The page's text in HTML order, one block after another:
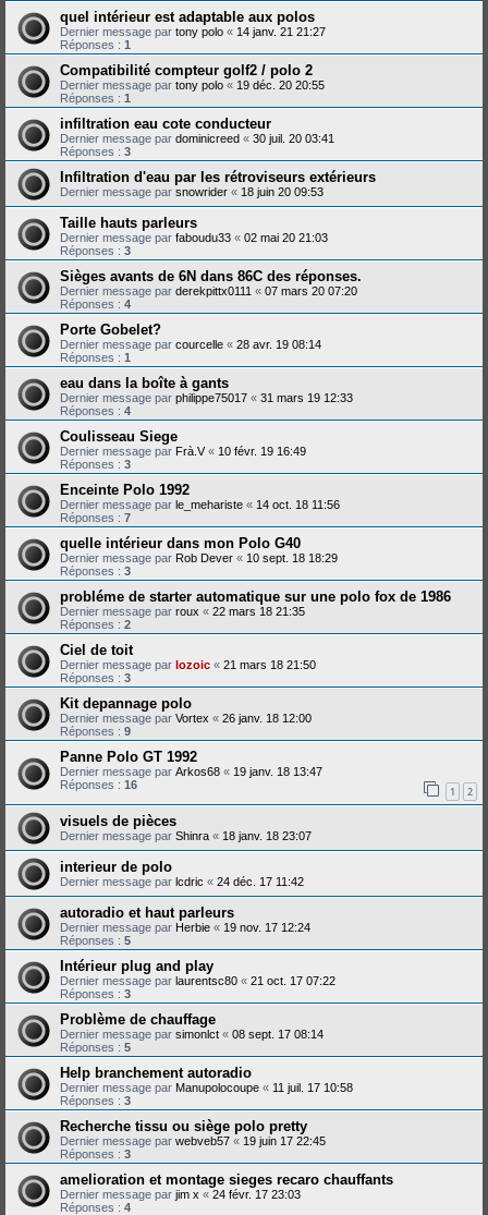
quel intérieur est adaptable aux polos
Dernier message par tony polo « 14 janv. 21 21:27
Réponses : 1
Compatibilité compteur golf2 / polo 2
Dernier message par tony polo « 19 déc. 20 20:55
Réponses : 1
infiltration eau cote conducteur
Dernier message par dominicreed « 30 juil. 20 03:41
Réponses : 3
Infiltration d'eau par les rétroviseurs extérieurs
Dernier message par snowrider « 18 juin 20 09:53
Taille hauts parleurs
Dernier message par faboudu33 « 02 mai 20 21:03
Réponses : 3
Sièges avants de 6N dans 86C des réponses.
Dernier message par derekpittx0111 « 07 mars 20 07:20
Réponses : 4
Porte Gobelet?
Dernier message par courcelle « 28 avr. 19 08:14
Réponses : 1
eau dans la boîte à gants
Dernier message par philippe75017 « 31 mars 19 12:33
Réponses : 4
Coulisseau Siege
Dernier message par Frà.V« 10 févr. 19 16:49
Réponses : 3
Enceinte Polo 1992
Dernier message par le_mehariste « 14 oct. 18 11:56
Réponses : 7
quelle intérieur dans mon Polo G40
Dernier message par Rob Dever « 10 sept. 18 18:29
Réponses : 3
probléme de starter automatique sur une polo fox de 1986
Dernier message par roux « 22 mars 18 21:35
Réponses : 2
Ciel de toit
Dernier message par lozoic « 21 mars 18 21:50
Réponses : 3
Kit depannage polo
Dernier message par Vortex « 26 janv. 18 12:00
Réponses : 9
Panne Polo GT 1992
Dernier message par Arkos68 « 19 janv. 18 13:47
Réponses : 16 1 2
visuels de pièces
Dernier message par Shinra « 18 janv. 18 23:07
interieur de polo
Dernier message par lcdric « 24 déc. 17 11:42
autoradio et haut parleurs
Dernier message par Herbie « 19 nov. 17 12:24
Réponses : 5
Intérieur plug and play
Dernier message par laurentsc80 « 21 oct. 17 07:22
Réponses : 3
Problème de chauffage
Dernier message par simonlct « 08 sept. 17 08:14
Réponses : 5
Help branchement autoradio
Dernier message par Manupolocoupe « 11 juil. 17 10:58
Réponses : 3
Recherche tissu ou siège polo pretty
Dernier message par webveb57 « 19 juin 17 22:45
Réponses : 3
amelioration et montage sieges recaro chauffants
Dernier message par jim x « 24 févr. 17 23:03
Réponses : 4